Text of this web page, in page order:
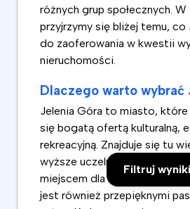
Filtruj wyniki
różnych grup społecznych.
przyjrzymy się bliżej temu, co
do zaoferowania w kwestii
nieruchomości.
Dlaczego warto wybrać
Jelenia Góra to miasto,
się bogatą ofertą kulturalną,
rekreacyjną. Znajduje się tu
wyższe uczelnie, co czyni je
miejscem dla studentów.
jest również przepięknymi